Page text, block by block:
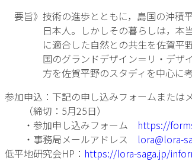
要旨》技術の進歩とともに，島国の沖積
日本人。しかしその暮らしは，本当に
に適合した自然との共生を佐賀平野で
国のグランドデザイン＝リ・デザイン
方を佐賀平野のスタディを中心に考
参加申込：下記の申し込みフォームまたは
（締切：5月25日）
・参加申し込みフォーム https://
・事務局メールアドレス lora@lora-
低平地研究会HP： https://lora-saga.jp/